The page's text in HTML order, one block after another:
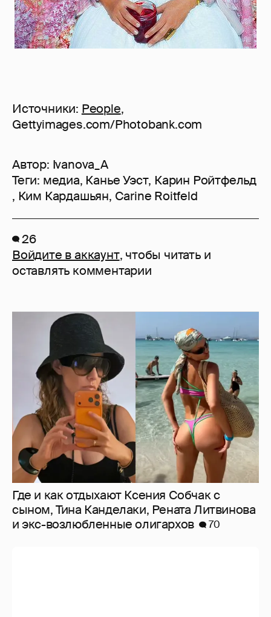
Источники: People,
Gettyimages.com/Photobank.com
Автор: Ivanova_A
Теги: медиа, Канье Уэст, Карин Ройтфельд
, Ким Кардашьян, Carine Roitfeld
26
Войдите в аккаунт, чтобы читать и
оставлять комментарии
Где и как отдыхают Ксения Собчак с
сыном, Тина Канделаки, Рената Литвинова
и экс-возлюбленные олигархов
70